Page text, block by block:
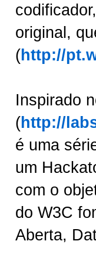
original,
(http://
Inspirado
(http://
é uma
um
com o
do W3C
Aberta,